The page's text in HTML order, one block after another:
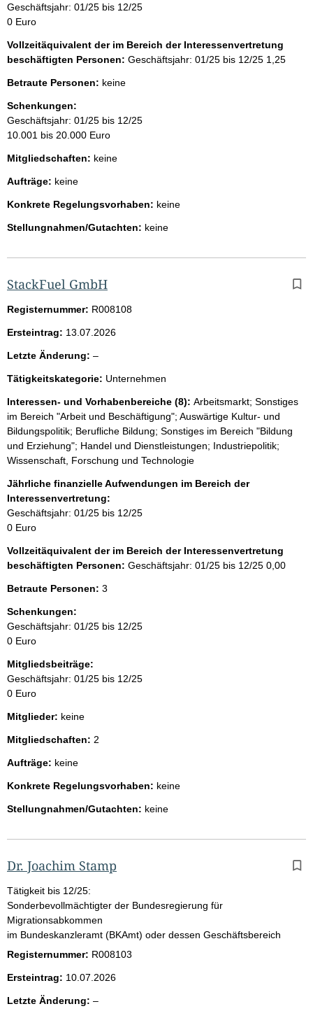
Geschäftsjahr: 01/25 bis 12/25
0 Euro
Vollzeitäquivalent der im Bereich der Interessenvertretung
beschäftigten Personen: Geschäftsjahr: 01/25 bis 12/25 1,25
Betraute Personen: keine
Schenkungen:
Geschäftsjahr: 01/25 bis 12/25
10.001 bis 20.000 Euro
Mitgliedschaften: keine
Aufträge: keine
Konkrete Regelungsvorhaben: keine
Stellungnahmen/Gutachten: keine
StackFuel GmbH
Registernummer: R008108
Ersteintrag: 13.07.2026
Letzte Änderung: –l
e
r
Tätigkeitskategorie: Unternehmen
Interessen- und Vorhabenbereiche (8): Arbeitsmarkt; Sonstiges
im Bereich "Arbeit und Beschäftigung"; Auswärtige Kultur- und
Bildungspolitik; Berufliche Bildung; Sonstiges im Bereich "Bildung
und Erziehung"; Handel und Dienstleistungen; Industriepolitik;
Wissenschaft, Forschung und Technologie
Jährliche finanzielle Aufwendungen im Bereich der
Interessenvertretung:
Geschäftsjahr: 01/25 bis 12/25
0 Euro
Vollzeitäquivalent der im Bereich der Interessenvertretung
beschäftigten Personen: Geschäftsjahr: 01/25 bis 12/25 0,00
Betraute Personen: 3
Schenkungen:
Geschäftsjahr: 01/25 bis 12/25
0 Euro
Mitgliedsbeiträge:
Geschäftsjahr: 01/25 bis 12/25
0 Euro
Mitglieder: keine
Mitgliedschaften: 2
Aufträge: keine
Konkrete Regelungsvorhaben: keine
Stellungnahmen/Gutachten: keine
Dr. Joachim Stamp
Tätigkeit bis 12/25:
Sonderbevollmächtigter der Bundesregierung für
Migrationsabkommen
im Bundeskanzleramt (BKAmt) oder dessen Geschäftsbereich
Registernummer: R008103
Ersteintrag: 10.07.2026
Letzte Änderung: –l